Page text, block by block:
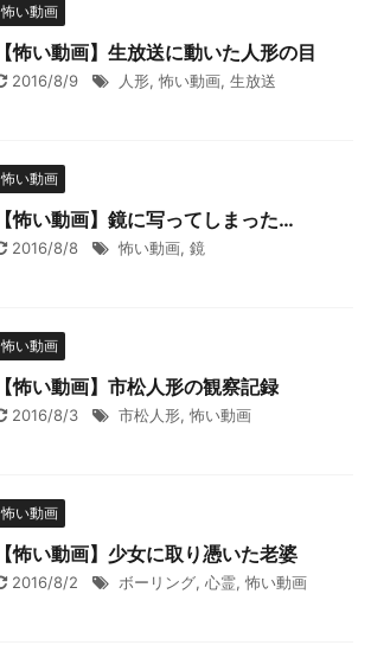
怖い動画
【怖い動画】生放送に動いた人形の目
2016/8/9 人形, 怖い動画, 生放送
怖い動画
【怖い動画】鏡に写ってしまった…
2016/8/8 怖い動画, 鏡
怖い動画
【怖い動画】市松人形の観察記録
2016/8/3 市松人形, 怖い動画
怖い動画
【怖い動画】少女に取り憑いた老婆
2016/8/2 ボーリング, 心霊, 怖い動画